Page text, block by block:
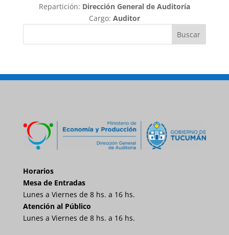
Repartición: Dirección General de Auditoría
Cargo: Auditor
Buscar
Horarios
Mesa de Entradas
Lunes a Viernes de 8 hs. a 16 hs.
Atención al Público
Lunes a Viernes de 8 hs. a 16 hs.